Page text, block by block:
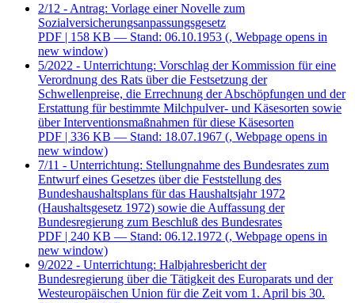
2/12 - Antrag: Vorlage einer Novelle zum
Sozialversicherungsanpassungsgesetz
PDF | 158 KB — Stand: 06.10.1953 (, Webpage opens in
new window)
5/2022 - Unterrichtung: Vorschlag der Kommission für eine
Verordnung des Rats über die Festsetzung der
Schwellenpreise, die Errechnung der Abschöpfungen und der
Erstattung für bestimmte Milchpulver- und Käsesorten sowie
über Interventionsmaßnahmen für diese Käsesorten
PDF | 336 KB — Stand: 18.07.1967 (, Webpage opens in
new window)
7/11 - Unterrichtung: Stellungnahme des Bundesrates zum
Entwurf eines Gesetzes über die Feststellung des
Bundeshaushaltsplans für das Haushaltsjahr 1972
(Haushaltsgesetz 1972) sowie die Auffassung der
Bundesregierung zum Beschluß des Bundesrates
PDF | 240 KB — Stand: 06.12.1972 (, Webpage opens in
new window)
9/2022 - Unterrichtung: Halbjahresbericht der
Bundesregierung über die Tätigkeit des Europarats und der
Westeuropäischen Union für die Zeit vom 1. April bis 30.